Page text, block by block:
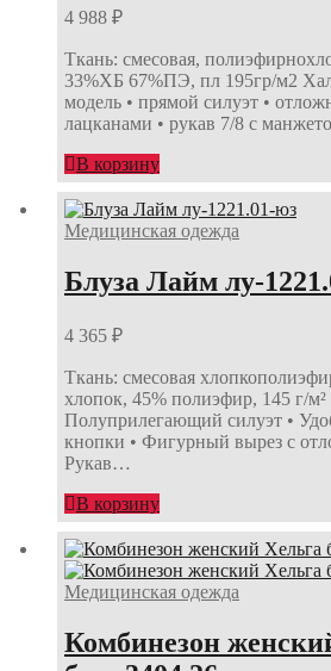
4 988 ₽
Ткань: смесовая,
33%ХБ 67%ПЭ, пл 195гр/м2
модель • прямой силуэт •
лацканами • рукав 7/8 с
В корзину
Медицинская одежда
Блуза Лайм лу-
4 365 ₽
Ткань: смесовая
хлопок, 45% полиэфир, 145 г/м²
Полуприлегающий силуэт •
кнопки • Фигурный вырез с
Рукав…
В корзину
Медицинская одежда
Комбинезон